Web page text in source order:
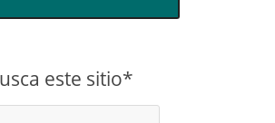
este sitio*